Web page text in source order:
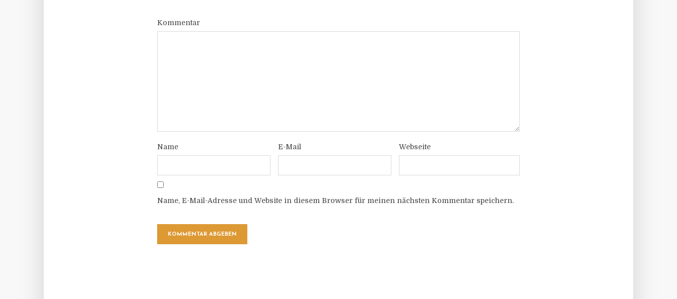
Kommentar
Name E-Mail Webseite
Name, E-Mail-Adresse und Website in diesem Browser für meinen nächsten Kommentar speichern.